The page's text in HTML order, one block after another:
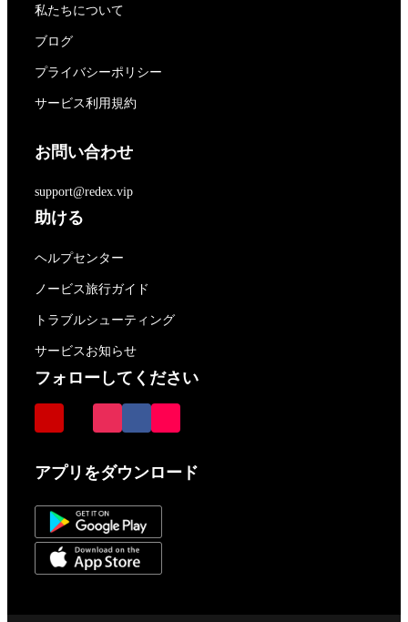
私たちについて
ブログ
プライバシーポリシー
サービス利用規約
お問い合わせ
support@redex.vip
助ける
ヘルプセンター
ノービス旅行ガイド
トラブルシューティング
サービスお知らせ
フォローしてください
アプリをダウンロード